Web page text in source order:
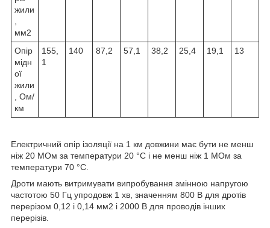
жили
мм2
Опір
мідн
ої
жили
, Ом/
км
155,
1
140 87,2 57,1 38,2 25,4 19,1 13
Електричний опір ізоляції на 1 км довжини має бути не менш
ніж 20 МОм за температури 20 °C і не менш ніж 1 МОм за
температури 70 °C.
Дроти мають витримувати випробування змінною напругою
частотою 50 Гц упродовж 1 хв, значенням 800 В для дротів
перерізом 0,12 і 0,14 мм2 і 2000 В для проводів інших
перерізів.